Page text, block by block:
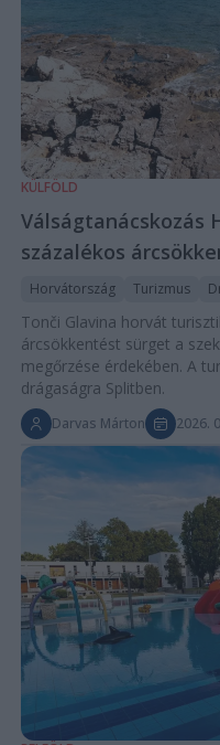
KÜLFÖLD
Válságtanácskozás
százalékos
Horvátország Turizmus
Tonči Glavina horvát
árcsökkentést sürget a
megőrzése érdekében. A
drágaságra Splitben.
Darvas Márton 2026.